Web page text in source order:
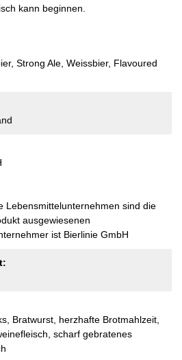
kann beginnen.
Strong Ale, Weissbier, Flavoured
Lebensmittelunternehmen sind die
ausgewiesenen
ist Bierlinie GmbH
Bratwurst, herzhafte Brotmahlzeit,
scharf gebratenes